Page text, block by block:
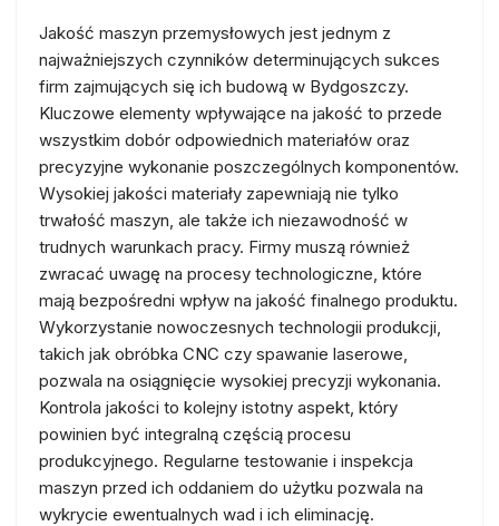
Jakość maszyn przemysłowych jest jednym z
najważniejszych czynników determinujących sukces
firm zajmujących się ich budową w Bydgoszczy.
Kluczowe elementy wpływające na jakość to przede
wszystkim dobór odpowiednich materiałów oraz
precyzyjne wykonanie poszczególnych komponentów.
Wysokiej jakości materiały zapewniają nie tylko
trwałość maszyn, ale także ich niezawodność w
trudnych warunkach pracy. Firmy muszą również
zwracać uwagę na procesy technologiczne, które
mają bezpośredni wpływ na jakość finalnego produktu.
Wykorzystanie nowoczesnych technologii produkcji,
takich jak obróbka CNC czy spawanie laserowe,
pozwala na osiągnięcie wysokiej precyzji wykonania.
Kontrola jakości to kolejny istotny aspekt, który
powinien być integralną częścią procesu
produkcyjnego. Regularne testowanie i inspekcja
maszyn przed ich oddaniem do użytku pozwala na
wykrycie ewentualnych wad i ich eliminację.